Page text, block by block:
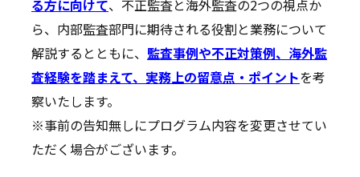
る方に向けて、不正監査と海外監査の2つの視点か
ら、内部監査部門に期待される役割と業務について
解説するとともに、 監査事例や不正対策例、海外監
査経験を踏まえて、実務上の留意点・ポイントを考
察いたします。
※事前の告知無しにプログラム内容を変更させてい
ただく場合がございます。